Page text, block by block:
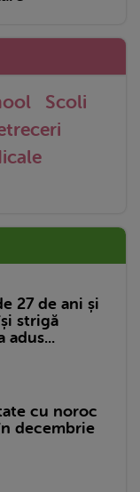
Scoli
27 de ani și
strigă
adus...
cu noroc
decembrie